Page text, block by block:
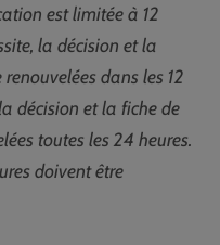
est limitée à 12
la décision et la
dans les 12
décision et la fiche de
toutes les 24 heures.
doivent être